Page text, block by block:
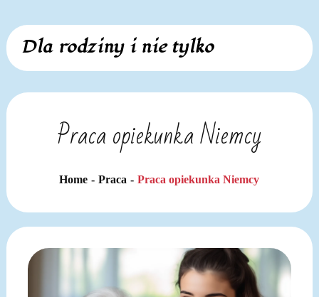
Skip
content
Dla rodziny i nie tylko
Praca opiekunka Niemcy
Home Praca Praca opiekunka Niemcy